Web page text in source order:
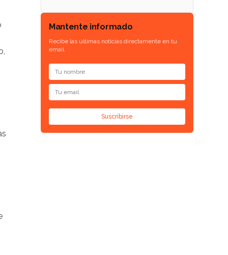
Mantente informado
Recibe las últimas noticias directamente en tu
email.
Suscribirse